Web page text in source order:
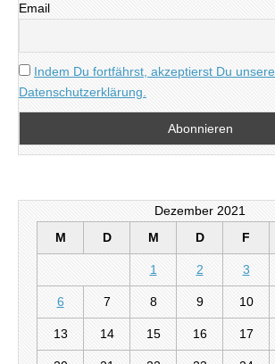
Email
Indem Du fortfährst, akzeptierst Du unsere
Datenschutzerklärung.
Dezember 2021
M
D M D F
1 2 3
6 7 8 9 10
13 14 15 16 17